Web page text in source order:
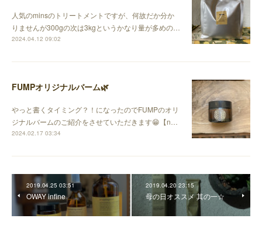
人気のminsのトリートメントですが、何故だか分か
りませんが300gの次は3kgというかなり量が多めの…
2024.04.12 09:02
FUMPオリジナルバーム🌿
やっと書くタイミング？！になったのでFUMPのオリ
ジナルバームのご紹介をさせていただきます😁【n…
2024.02.17 03:34
2019.04.25 03:51
OWAY infine
2019.04.20 23:15
母の日オススメ 其の一☆